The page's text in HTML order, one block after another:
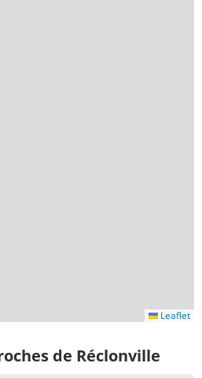
Leaflet
de Réclonville